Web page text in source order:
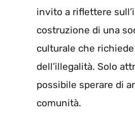
invito a riflettere
costruzione di una
culturale che
dell’illegalità. Solo
possibile sperare di
comunità.